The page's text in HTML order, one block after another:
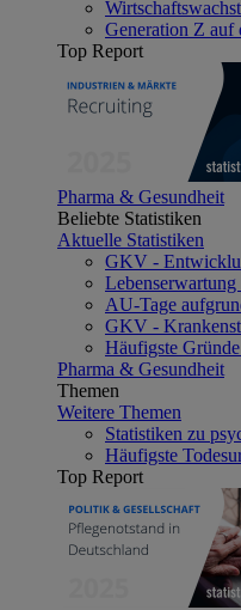
Generation Z auf
Top Report
Pharma & Gesundheit
Beliebte Statistiken
Aktuelle Statistiken
GKV -
AU-Tage
GKV -
Häufigste
Pharma & Gesundheit
Themen
Weitere Themen
Statistiken zu
Häufigste
Top Report